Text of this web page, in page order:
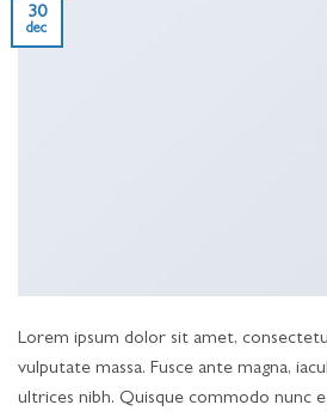
30
dec
Lorem ipsum dolor sit amet,
vulputate massa. Fusce ante magna,
ultrices nibh. Quisque commodo nunc